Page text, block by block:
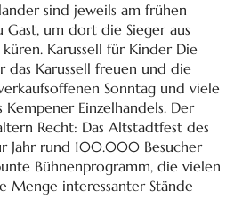
sind jeweils am frühen
um dort die Sieger aus
Karussell für Kinder Die
das Karussell freuen und die
Sonntag und viele
Einzelhandels. Der
Recht: Das Altstadtfest des
Jahr rund 100.000 Besucher
Bühnenprogramm, die vielen
Menge interessanter Stände